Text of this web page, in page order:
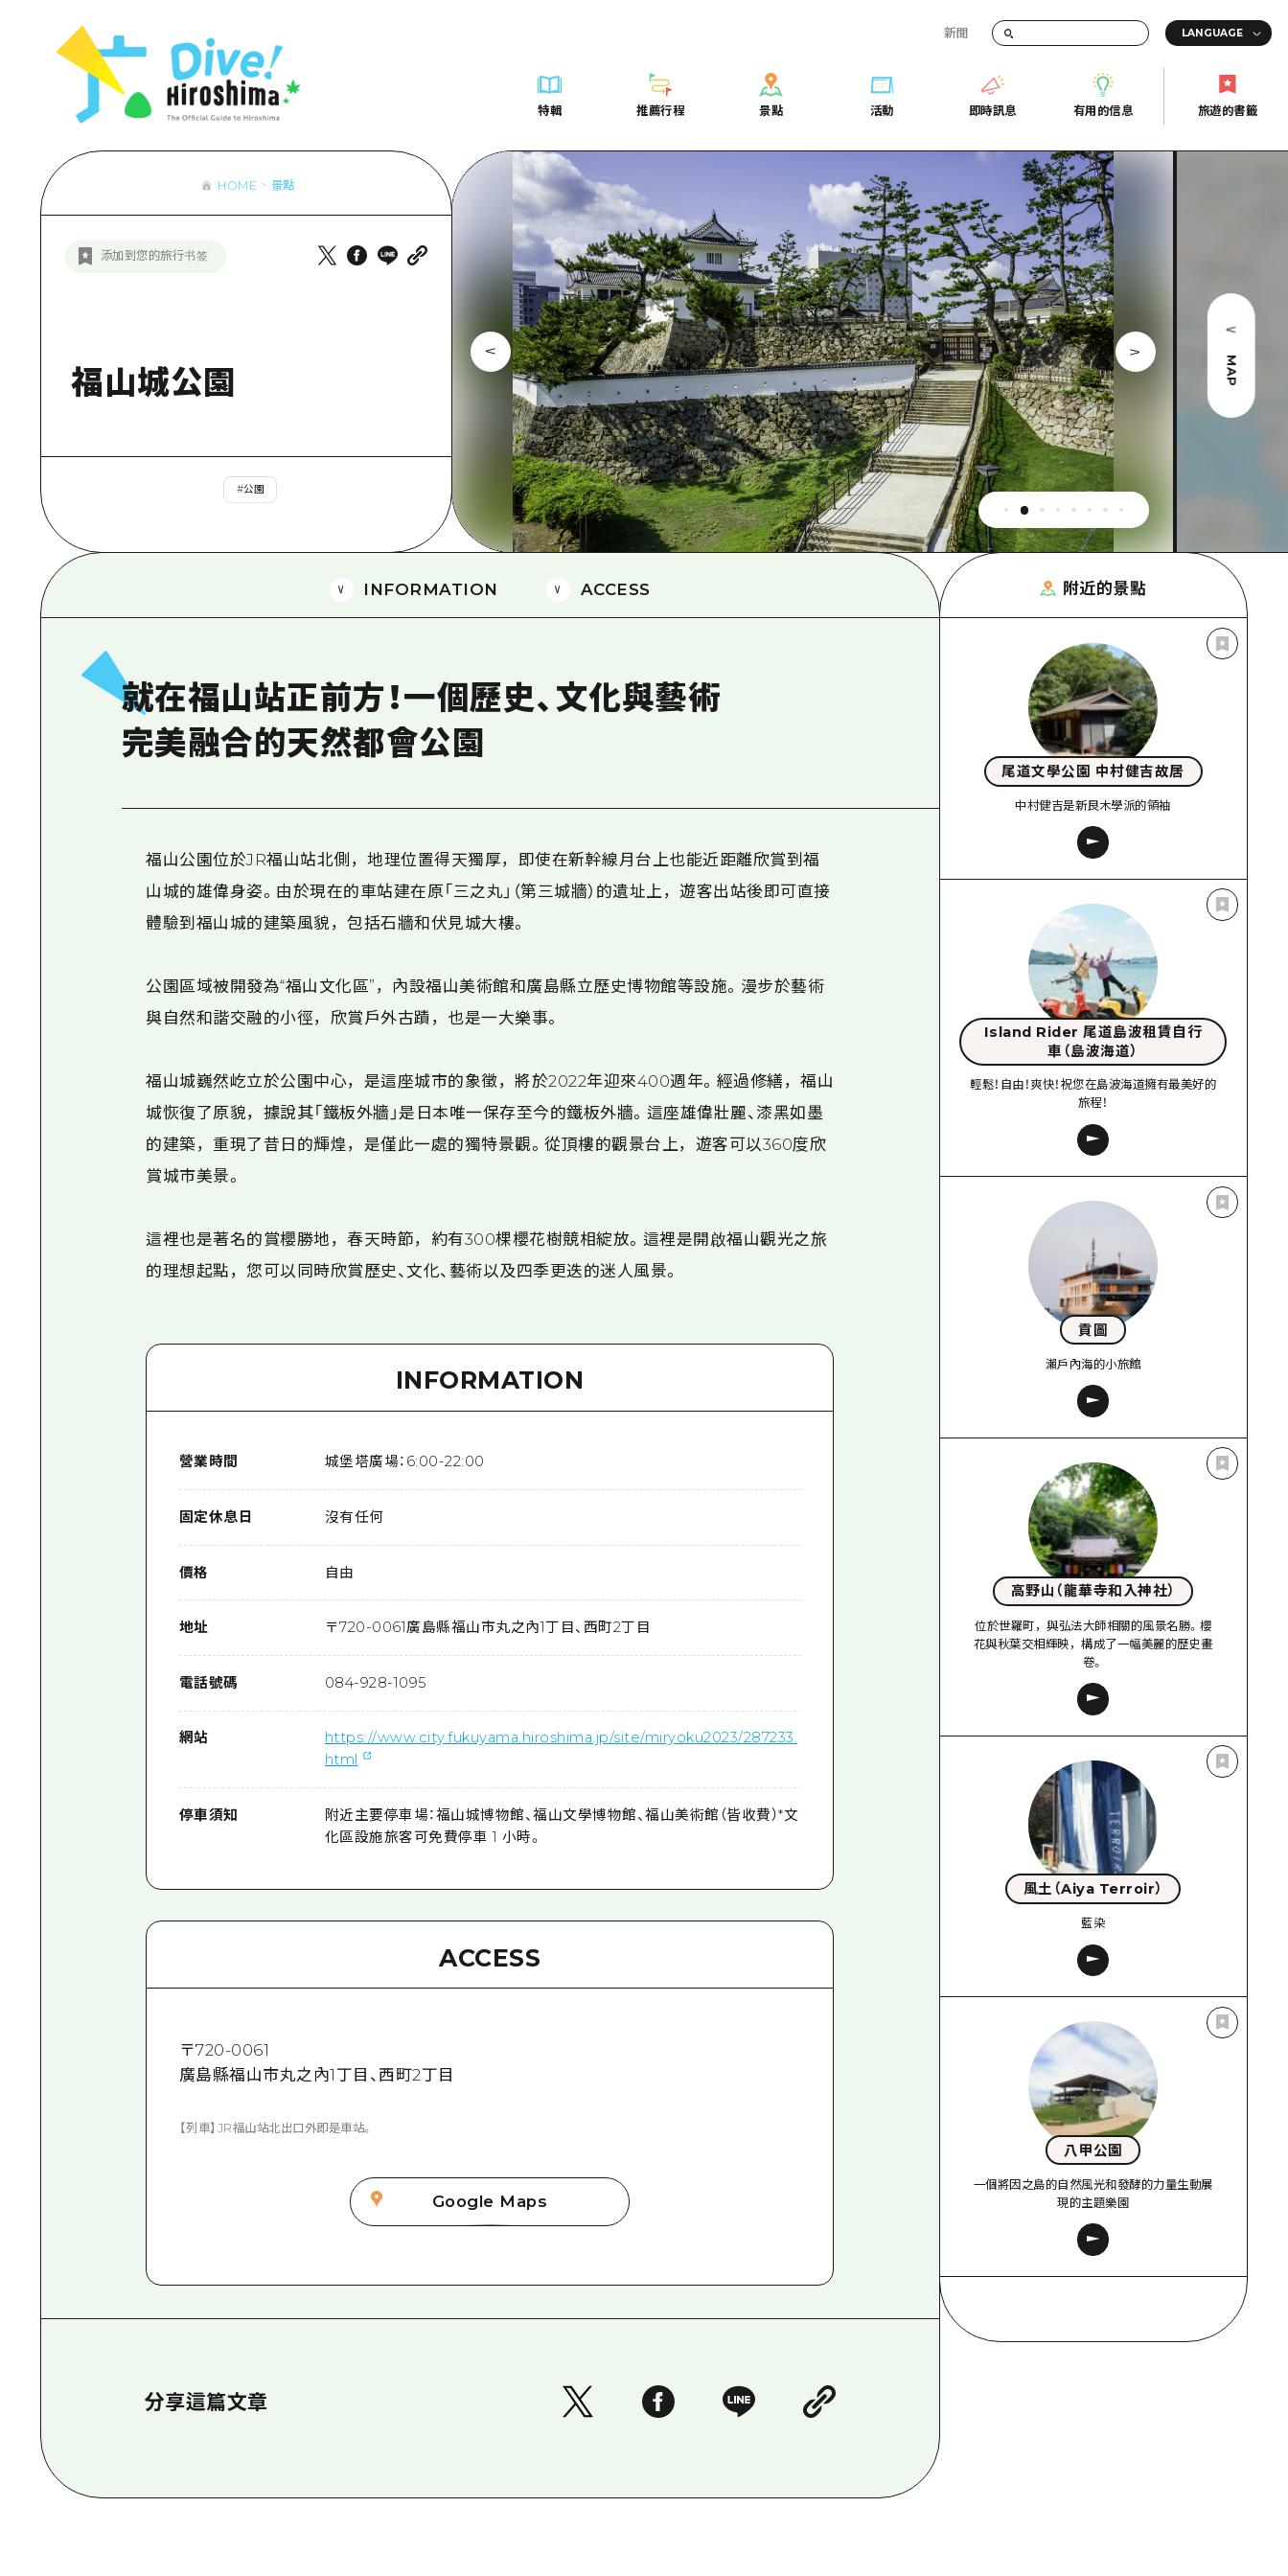
新聞
特輯
藝術
騎自行車
購物
運動
夜晚生活
世界遺產
標準
歷史·文化
治癒
自然
推薦行程
Dive! Hiroshima 官方向導
廣島隨意旅行
安芸
答對了
美北
藝北
宮島周邊
東山口
半天
一日遊
1晚2天
2晚3天
景點
廣島市內
安芸
答對了
美北
藝北
宮島周邊
東山口
愛媛
島根
活動
即時訊息
有用的信息
列表
存取
輔助流量摘要
設施擁堵
超值遊覽門票
行李寄存及運送服務
廣島好客通行證
廣島免費 Wi-Fi
面向外國遊客的街角旅遊信息中心
志願者指南
廣島視頻
常見問題
照片下載
災難發生期間的交通資訊
廣島縣觀光宣傳冊
旅遊的書籤
美食·酒水 世界遺產
歷史·文化
Dive! Hiroshima 官方向導
宮島周邊
東山口
藝北
宮島周邊
東山口
愛媛
島根
超值遊覽門票
行李寄存及運送服務
廣島免費 Wi-Fi
面向外國遊客的街角旅遊信息中心
廣島視頻
災難發生期間的交通資訊
HOME 景點
添加到您的旅行书签
福山城公園
#公園
MAP
INFORMATION ACCESS
就在福山站正前方！一個歷史、文化與藝術
完美融合的天然都會公園
福山公園位於JR福山站北側，地理位置得天獨厚，即使在新幹線月台上也能近距離欣賞到福
山城的雄偉身姿。由於現在的車站建在原「三之丸」（第三城牆）的遺址上，遊客出站後即可直接
體驗到福山城的建築風貌，包括石牆和伏見城大樓。
公園區域被開發為“福山文化區”，內設福山美術館和廣島縣立歷史博物館等設施。漫步於藝術
與自然和諧交融的小徑，欣賞戶外古蹟，也是一大樂事。
福山城巍然屹立於公園中心，是這座城市的象徵，將於2022年迎來400週年。經過修繕，福山
城恢復了原貌，據說其「鐵板外牆」是日本唯一保存至今的鐵板外牆。這座雄偉壯麗、漆黑如墨
的建築，重現了昔日的輝煌，是僅此一處的獨特景觀。從頂樓的觀景台上，遊客可以360度欣
賞城市美景。
這裡也是著名的賞櫻勝地，春天時節，約有300棵櫻花樹競相綻放。這裡是開啟福山觀光之旅
的理想起點，您可以同時欣賞歷史、文化、藝術以及四季更迭的迷人風景。
INFORMATION
營業時間 城堡塔廣場：6:00-22:00
固定休息日 沒有任何
價格 自由
地址 〒720-0061廣島縣福山市丸之內1丁目、西町2丁目
電話號碼 084-928-1095
網站
https://www.city.fukuyama.hiroshima.jp/site/miryoku2023/287233.
html
停車須知
附近主要停車場：福山城博物館、福山文學博物館、福山美術館（皆收費）*文
化區設施旅客可免費停車 1 小時。
ACCESS
〒720-0061
廣島縣福山市丸之內1丁目、西町2丁目
【列車】JR福山站北出口外即是車站。
Google Maps
分享這篇文章
附近的景點
尾道文學公園 中村健吉故居
中村健吉是新良木學派的領袖
Island Rider 尾道島波租賃自行
車（島波海道）
輕鬆！自由！爽快！祝您在島波海道擁有最美好的
旅程！
貢圖
瀨戶內海的小旅館
高野山（龍華寺和入神社）
位於世羅町，與弘法大師相關的風景名勝。櫻
花與秋葉交相輝映，構成了一幅美麗的歷史畫
卷。
風土（Aiya Terroir）
藍染
八甲公園
一個將因之島的自然風光和發酵的力量生動展
現的主題樂園